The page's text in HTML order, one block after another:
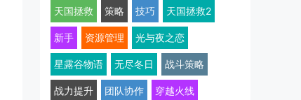
天国拯救 策略 技巧 天国拯救2
新手 资源管理 光与夜之恋
星露谷物语 无尽冬日 战斗策略
战力提升 团队协作 穿越火线